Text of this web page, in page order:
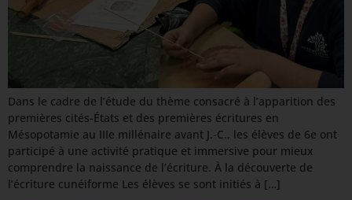
Dans le cadre de l’étude du thème consacré à l’apparition des
premières cités-États et des premières écritures en
Mésopotamie au IIIe millénaire avant J.-C., les élèves de 6e ont
participé à une activité pratique et immersive pour mieux
comprendre la naissance de l’écriture. À la découverte de
l’écriture cunéiforme Les élèves se sont initiés à […]